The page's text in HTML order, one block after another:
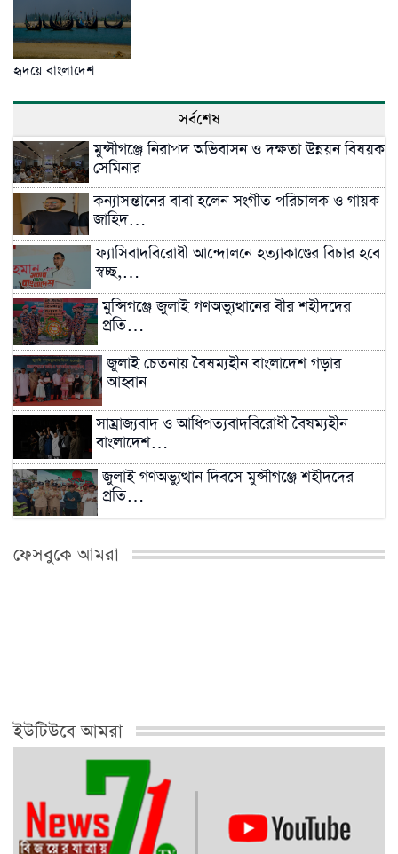
হৃদয়ে বাংলাদেশ
সর্বশেষ
মুন্সীগঞ্জে নিরাপদ অভিবাসন ও দক্ষতা উন্নয়ন বিষয়ক
সেমিনার
কন্যাসন্তানের বাবা হলেন সংগীত পরিচালক ও গায়ক
জাহিদ…
ফ্যাসিবাদবিরোধী আন্দোলনে হত্যাকাণ্ডের বিচার হবে
স্বচ্ছ,…
মুন্সিগঞ্জে জুলাই গণঅভ্যুত্থানের বীর শহীদদের
প্রতি…
জুলাই চেতনায় বৈষম্যহীন বাংলাদেশ গড়ার
আহ্বান
সাম্রাজ্যবাদ ও আধিপত্যবাদবিরোধী বৈষম্যহীন
বাংলাদেশ…
জুলাই গণঅভ্যুত্থান দিবসে মুন্সীগঞ্জে শহীদদের
প্রতি…
নজরদারি…
ফেসবুকে আমরা
ইউটিউবে আমরা